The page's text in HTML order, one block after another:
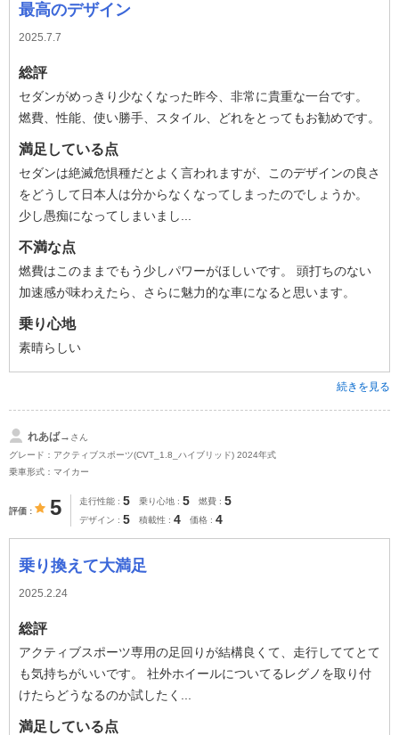
最高のデザイン
2025.7.7
総評
セダンがめっきり少なくなった昨今、非常に貴重な一台です。
燃費、性能、使い勝手、スタイル、どれをとってもお勧めです。
満足している点
セダンは絶滅危惧種だとよく言われますが、このデザインの良さ
をどうして日本人は分からなくなってしまったのでしょうか。
少し愚痴になってしまいまし...
不満な点
燃費はこのままでもう少しパワーがほしいです。 頭打ちのない
加速感が味わえたら、さらに魅力的な車になると思います。
乗り心地
素晴らしい
続きを見る
れあば→ さん
グレード：アクティブスポーツ(CVT_1.8_ハイブリッド) 2024年式
乗車形式：マイカー
評価 5 走行性能 5 乗り心地 5 燃費 5
デザイン 5 積載性 4 価格 4
乗り換えて大満足
2025.2.24
総評
アクティブスポーツ専用の足回りが結構良くて、走行しててとて
も気持ちがいいです。 社外ホイールについてるレグノを取り付
けたらどうなるのか試したく...
満足している点